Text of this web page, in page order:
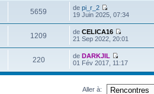
5659 depi_r_2
19 Juin 2025, 07:34
1209 deCELICA16
21 Sep 2022, 20:01
220 deDARKJIL
01 Fév 2017, 11:17
Aller à: